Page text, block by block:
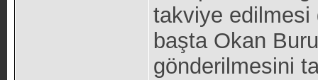
takviye edilmesi
başta Okan
gönderilmesini